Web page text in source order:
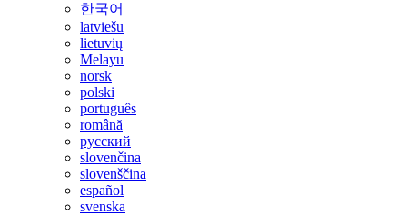
한국어
latviešu
lietuvių
Melayu
norsk
polski
português
română
русский
slovenčina
slovenščina
español
svenska